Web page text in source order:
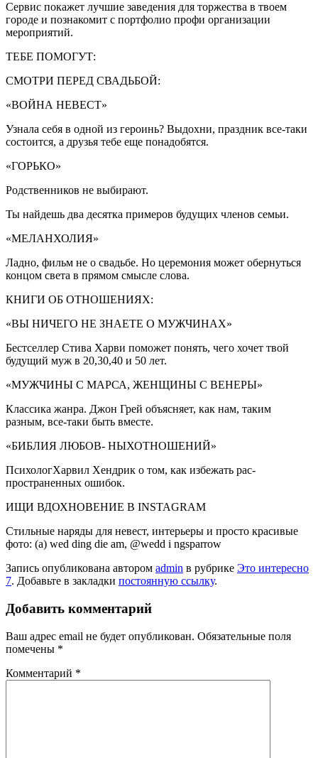
Сервис пока­жет лучшие заведения для торжества в твоем
горо­де и познако­мит с порт­фолио профи организации
мероприятий.
ТЕБЕ ПОМОГУТ:
СМОТРИ ПЕРЕД СВАДЬБОЙ:
«ВОЙНА НЕВЕСТ»
Узнала себя в од­ной из героинь? Выдохни, праздник все-таки
состоится, а друзья тебе еще понадобятся.
«ГОРЬКО»
Родственников не выбирают.
Ты найдешь два десятка примеров будущих членов семьи.
«МЕЛАНХОЛИЯ»
Ладно, фильм не о свадьбе. Но церемония может обернуться
концом света в прямом смысле слова.
КНИГИ ОБ ОТНОШЕНИЯХ:
«ВЫ НИЧЕГО НЕ ЗНАЕ­ТЕ О МУЖЧИНАХ»
Бестселлер Стива Харви поможет понять, чего хочет твой
будущий муж в 20,30,40 и 50 лет.
«МУЖЧИНЫ С МАРСА, ЖЕНЩИНЫ С ВЕНЕРЫ»
Классика жанра. Джон Грей объяс­няет, как нам, таким
разным, все-таки быть вместе.
«БИБЛИЯ ЛЮБОВ- НЫХОТНОШЕНИЙ»
ПсихологХарвил Хендрик о том, как избежать рас­
пространенных ошибок.
ИЩИ ВДОХНОВЕНИЕ В INSTAGRAM
Стильные наряды для невест, интерьеры и просто красивые
фото: (a) wed ding die am, @wedd i ngsparrow
Запись опубликована автором admin в рубрике Это интересно
7. Добавьте в закладки постоянную ссылку.
Добавить комментарий
Ваш адрес email не будет опубликован. Обязательные поля
помечены *
Комментарий *